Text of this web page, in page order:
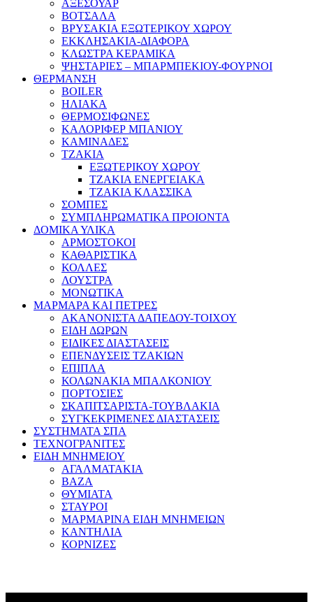
ΑΞΕΣΟΥΑΡ
ΒΟΤΣΑΛΑ
ΒΡΥΣΑΚΙΑ ΕΞΩΤΕΡΙΚΟΥ ΧΩΡΟΥ
ΕΚΚΛΗΣΑΚΙΑ-ΔΙΑΦΟΡΑ
ΚΛΩΣΤΡΑ ΚΕΡΑΜΙΚΑ
ΨΗΣΤΑΡΙΕΣ – ΜΠΑΡΜΠΕΚΙΟΥ-ΦΟΥΡΝΟΙ
ΘΕΡΜΑΝΣΗ
BOILER
ΗΛΙΑΚΑ
ΘΕΡΜΟΣΙΦΩΝΕΣ
ΚΑΛΟΡΙΦΕΡ ΜΠΑΝΙΟΥ
ΚΑΜΙΝΑΔΕΣ
ΤΖΑΚΙΑ
ΕΞΩΤΕΡΙΚΟΥ ΧΩΡΟΥ
ΤΖΑΚΙΑ ΕΝΕΡΓΕΙΑΚΑ
ΤΖΑΚΙΑ ΚΛΑΣΣΙΚΑ
ΣΟΜΠΕΣ
ΣΥΜΠΛΗΡΩΜΑΤΙΚΑ ΠΡΟΙΟΝΤΑ
ΔΟΜΙΚΑ ΥΛΙΚΑ
ΑΡΜΟΣΤΟΚΟΙ
ΚΑΘΑΡΙΣΤΙΚΑ
ΚΟΛΛΕΣ
ΛΟΥΣΤΡΑ
ΜΟΝΩΤΙΚΑ
ΜΑΡΜΑΡΑ ΚΑΙ ΠΕΤΡΕΣ
ΑΚΑΝΟΝΙΣΤΑ ΔΑΠΕΔΟΥ-ΤΟΙΧΟΥ
ΕΙΔΗ ΔΩΡΩΝ
ΕΙΔΙΚΕΣ ΔΙΑΣΤΑΣΕΙΣ
ΕΠΕΝΔΥΣΕΙΣ ΤΖΑΚΙΩΝ
ΕΠΙΠΛΑ
ΚΟΛΩΝΑΚΙΑ ΜΠΑΛΚΟΝΙΟΥ
ΠΟΡΤΟΣΙΕΣ
ΣΚΑΠΙΤΣΑΡΙΣΤΑ-ΤΟΥΒΛΑΚΙΑ
ΣΥΓΚΕΚΡΙΜΕΝΕΣ ΔΙΑΣΤΑΣΕΙΣ
ΣΥΣΤΗΜΑΤΑ ΣΠΑ
ΤΕΧΝΟΓΡΑΝΙΤΕΣ
ΕΙΔΗ ΜΝΗΜΕΙΟΥ
ΑΓΑΛΜΑΤΑΚΙΑ
ΒΑΖΑ
ΘΥΜΙΑΤΑ
ΣΤΑΥΡΟΙ
ΜΑΡΜΑΡΙΝΑ ΕΙΔΗ ΜΝΗΜΕΙΩΝ
ΚΑΝΤΗΛΙΑ
ΚΟΡΝΙΖΕΣ